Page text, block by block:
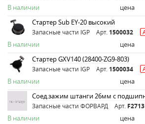
В наличии цена
Стартер Sub EY-20 высокий
Запасные части IGP Арт. 1500032
В наличии цена
Стартер GXV140 (28400-ZG9-803)
Запасные части IGP Арт. 1500034
В наличии цена
Соед.зажим штанги 26мм с
Запасные части ФОРВАРД Арт.
В наличии цена